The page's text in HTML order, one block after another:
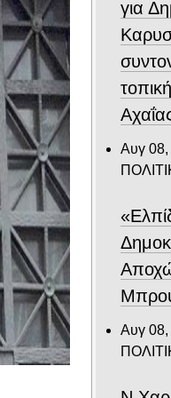
για
Αυγ
Αυγ